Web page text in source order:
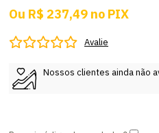
Ou R$ 237,49 no PIX
Avalie
Nossos clientes ainda não